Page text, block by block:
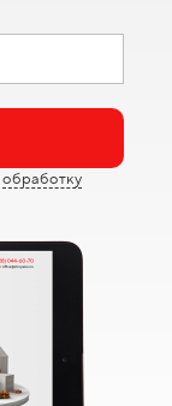
обработку